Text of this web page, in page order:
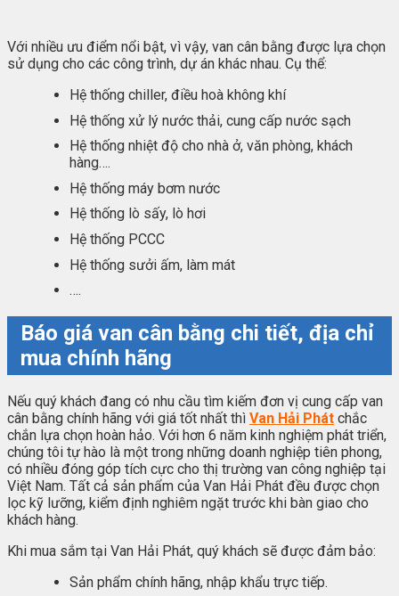
Với nhiều ưu điểm nổi bật, vì vậy, van cân bằng được lựa chọn
sử dụng cho các công trình, dự án khác nhau. Cụ thể:
Hệ thống chiller, điều hoà không khí
Hệ thống xử lý nước thải, cung cấp nước sạch
Hệ thống nhiệt độ cho nhà ở, văn phòng, khách
hàng….
Hệ thống máy bơm nước
Hệ thống lò sấy, lò hơi
Hệ thống PCCC
Hệ thống sưởi ấm, làm mát
….
Báo giá van cân bằng chi tiết, địa chỉ
mua chính hãng
Nếu quý khách đang có nhu cầu tìm kiếm đơn vị cung cấp van
cân bằng chính hãng với giá tốt nhất thì Van Hải Phát chắc
chắn lựa chọn hoàn hảo. Với hơn 6 năm kinh nghiệm phát triển,
chúng tôi tự hào là một trong những doanh nghiệp tiên phong,
có nhiều đóng góp tích cực cho thị trường van công nghiệp tại
Việt Nam. Tất cả sản phẩm của Van Hải Phát đều được chọn
lọc kỹ lưỡng, kiểm định nghiêm ngặt trước khi bàn giao cho
khách hàng.
Khi mua sắm tại Van Hải Phát, quý khách sẽ được đảm bảo:
Sản phẩm chính hãng, nhập khẩu trực tiếp.